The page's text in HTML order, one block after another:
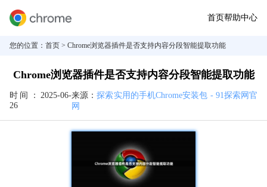
首页帮助中心
您的位置： 首页 > Chrome浏览器插件是否支持内容分段智能提取功能
Chrome浏览器插件是否支持内容分段智能提取功能
时间： 2025-06-
26
来源：探索实用的手机Chrome安装包 - 91探索网官
网